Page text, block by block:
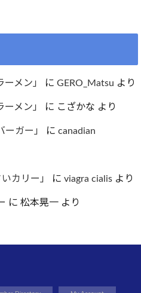
メン」 に GERO_Matsu より
メン」 に こざかな より
ーガー」 に canadian
カリー」 に viagra cialis より
に 松本晃一 より